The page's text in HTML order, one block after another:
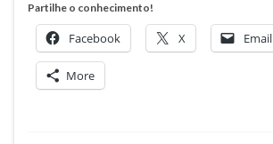
Partilhe o conhecimento!
Facebook X Email
More